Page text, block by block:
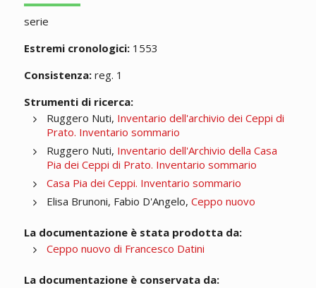
serie
Estremi cronologici:1553
Consistenza:reg. 1
Strumenti di ricerca:
Ruggero Nuti, Inventario dell'archivio dei Ceppi di
Prato. Inventario sommario
Ruggero Nuti, Inventario dell'Archivio della Casa
Pia dei Ceppi di Prato. Inventario sommario
Casa Pia dei Ceppi. Inventario sommario
Elisa Brunoni, Fabio D'Angelo, Ceppo nuovo
La documentazione è stata prodotta da:
Ceppo nuovo di Francesco Datini
La documentazione è conservata da: